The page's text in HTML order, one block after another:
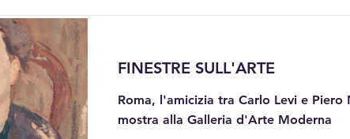
FINESTRE SULL'ARTE
Roma, l'amicizia tra Carlo Levi e Piero
mostra alla Galleria d'Arte Moderna